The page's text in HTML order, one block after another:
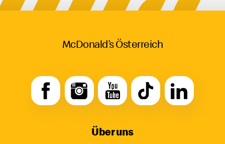
McDonald’s Österreich
Über uns